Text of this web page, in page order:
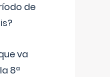
de
va
8ª